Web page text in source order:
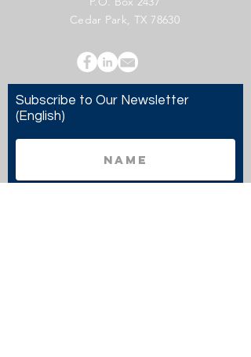
Cedar Park, TX 78630
Subscribe to Our Newsletter
(English)